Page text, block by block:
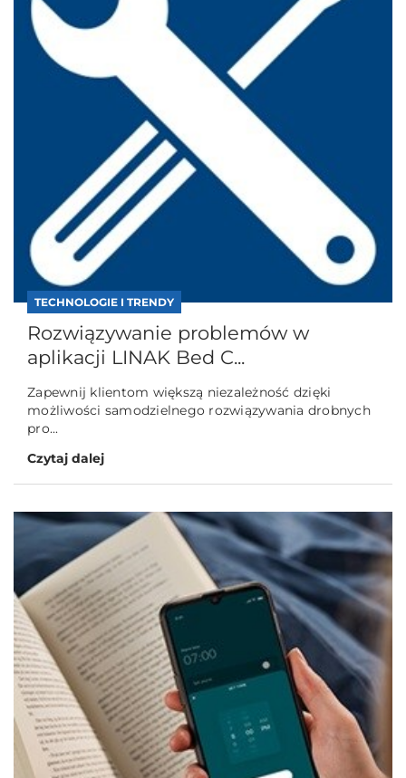
TECHNOLOGIE I TRENDY
Rozwiązywanie problemów w
aplikacji LINAK Bed C...
Zapewnij klientom większą niezależność dzięki
możliwości samodzielnego rozwiązywania drobnych
pro...
Czytaj dalej